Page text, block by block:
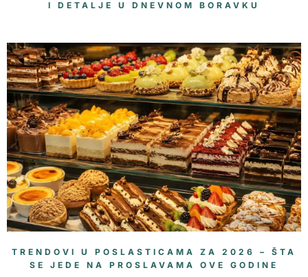
I DETALJE U DNEVNOM BORAVKU
TRENDOVI U POSLASTICAMA ZA 2026 – ŠTA
SE JEDE NA PROSLAVAMA OVE GODINE